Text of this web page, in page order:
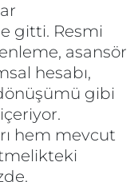
gitti. Resmi
asansör
hesabı,
gibi
hem mevcut